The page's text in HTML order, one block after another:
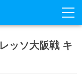
ッソ大阪戦 キ